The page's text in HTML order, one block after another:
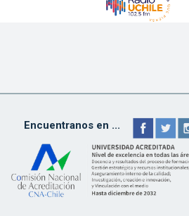
Encuentranos en ...